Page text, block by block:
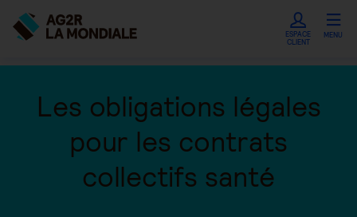
ESPACE
CLIENT
MENU
Les obligations légales
pour les contrats
collectifs santé